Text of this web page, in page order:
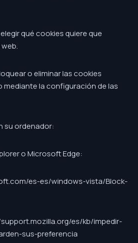
qué cookies quiere que
o eliminar las cookies
mediante la configuración de las
su ordenador:
o Microsoft Edge:
es-es/windows-vista/Block-
es/kb/impedir-
sus-preferencia